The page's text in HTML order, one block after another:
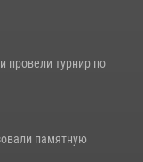
провели турнир по
памятную